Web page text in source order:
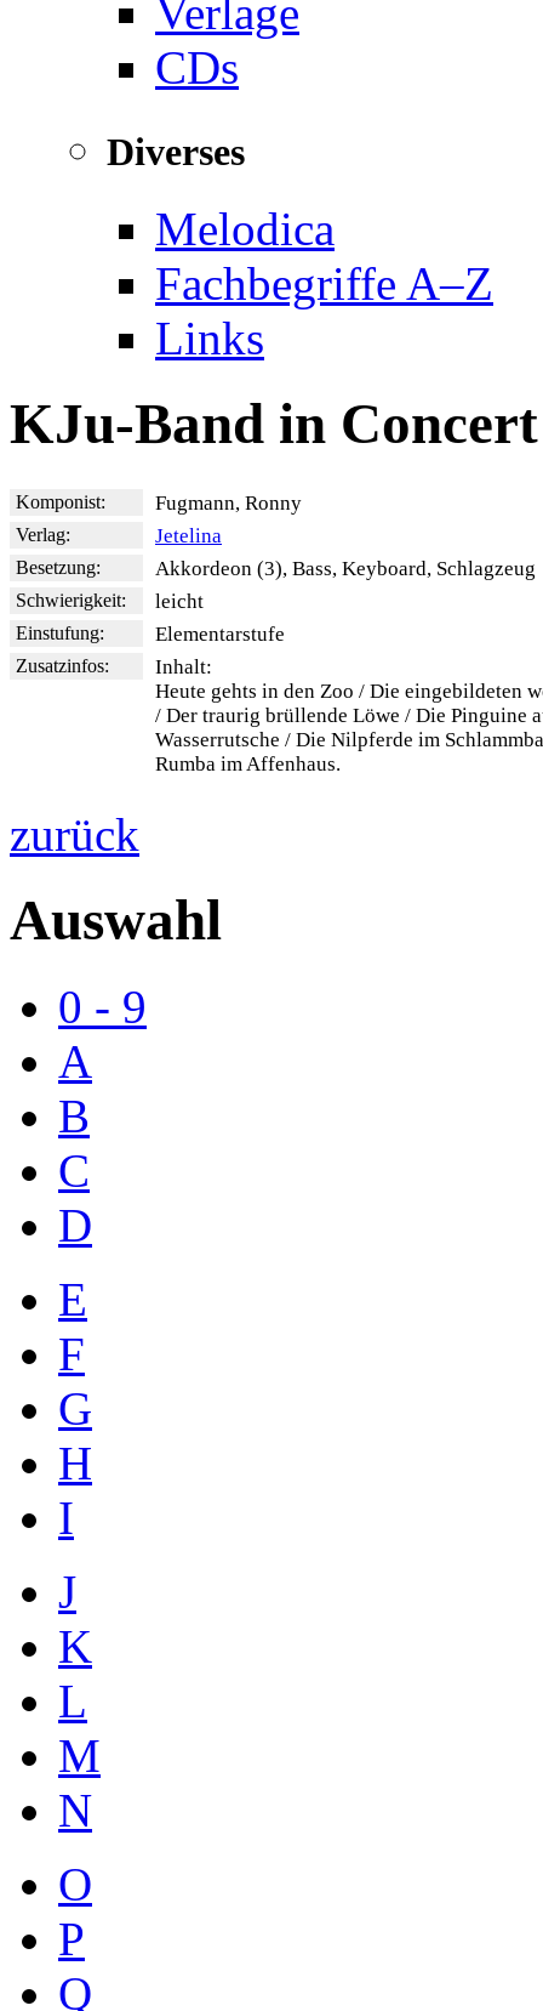
Verlage
CDs
Diverses
Melodica
Fachbegriffe A–Z
Links
KJu-Band in
Komponist: Fugmann, Ronny
Verlag: Jetelina
Besetzung: Akkordeon (3), Bass, Keyboard, Schlagzeug
Schwierigkeit: leicht
Einstufung: Elementarstufe
Zusatzinfos:
Inhalt:
Heute gehts in den Zoo / Die eingebildeten
/ Der traurig brüllende Löwe / Die Pinguine
Wasserrutsche / Die Nilpferde im
Rumba im Affenhaus.
zurück
Auswahl
0 - 9
A
B
C
D
E
F
G
H
I
J
K
L
M
N
O
P
Q